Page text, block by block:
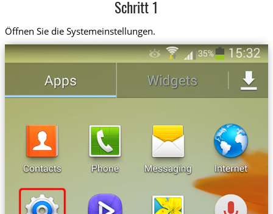
Schritt 1
Öffnen Sie die Systemeinstellungen.